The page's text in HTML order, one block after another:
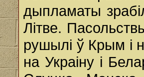
дыпламаты
Літве.
рушылі ў Крым і
на Украіну і